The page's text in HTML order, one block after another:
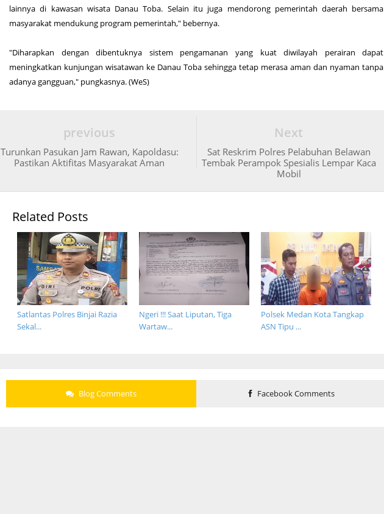
lainnya di kawasan wisata Danau Toba. Selain itu juga mendorong pemerintah daerah bersama
masyarakat mendukung program pemerintah," bebernya.
"Diharapkan dengan dibentuknya sistem pengamanan yang kuat diwilayah perairan dapat
meningkatkan kunjungan wisatawan ke Danau Toba sehingga tetap merasa aman dan nyaman tanpa
adanya gangguan," pungkasnya. (WeS)
Next
Sat Reskrim Polres Pelabuhan Belawan
Tembak Perampok Spesialis Lempar Kaca
Mobil
previous
Turunkan Pasukan Jam Rawan, Kapoldasu:
Pastikan Aktifitas Masyarakat Aman
Related Posts
Polsek Medan Kota Tangkap
ASN Tipu ...
Ngeri !!! Saat Liputan, Tiga
Wartaw...
Satlantas Polres Binjai Razia
Sekal...
Blog Comments Facebook Comments